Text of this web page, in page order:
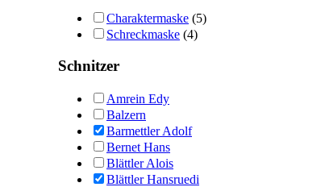
Charaktermaske (5)
Schreckmaske (4)
Schnitzer
Amrein Edy
Balzern
Barmettler Adolf
Bernet Hans
Blättler Alois
Blättler Hansruedi